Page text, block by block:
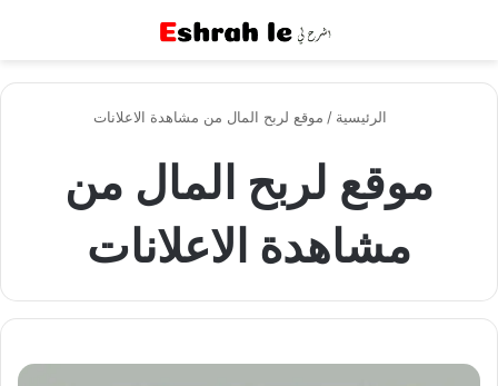
الرئيسية / موقع لربح المال من مشاهدة الاعلانات
موقع لربح المال من
مشاهدة الاعلانات